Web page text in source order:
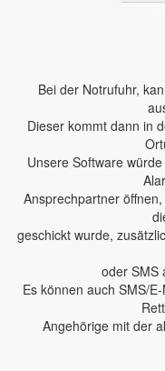
Bei der Notrufuhr,
Dieser kommt dann in
Unsere Software
Ansprechpartner
geschickt wurde,
oder SMS
Es können auch SMS/
Angehörige mit der